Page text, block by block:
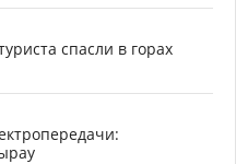
спасли в горах